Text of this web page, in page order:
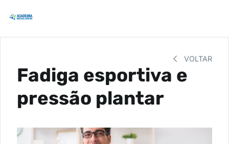
VOLTAR
Fadiga esportiva e
pressão plantar